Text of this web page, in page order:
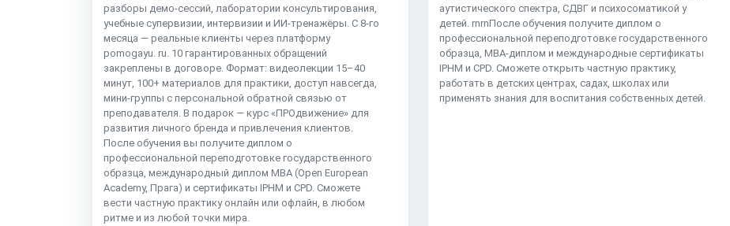
разборы демо-сессий, лаборатории консультирования,
учебные супервизии, интервизии и ИИ-тренажёры. С 8-го
месяца — реальные клиенты через платформу
pomogayu. ru. 10 гарантированных обращений
закреплены в договоре. Формат: видеолекции 15–40
минут, 100+ материалов для практики, доступ навсегда,
мини-группы с персональной обратной связью от
преподавателя. В подарок — курс «ПРОдвижение» для
развития личного бренда и привлечения клиентов.
После обучения вы получите диплом о
профессиональной переподготовке государственного
образца, международный диплом MBA (Open European
Academy, Прага) и сертификаты IPHM и CPD. Сможете
вести частную практику онлайн или офлайн, в любом
ритме и из любой точки мира.
аутистического спектра, СДВГ и психосоматикой у
детей. rnrnПосле обучения получите диплом о
профессиональной переподготовке государственного
образца, MBA-диплом и международные сертификаты
IPHM и CPD. Сможете открыть частную практику,
работать в детских центрах, садах, школах или
применять знания для воспитания собственных детей.